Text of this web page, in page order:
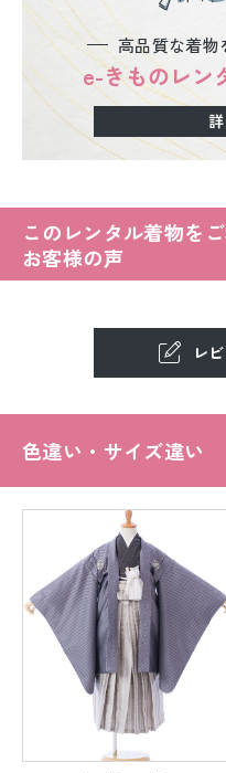
高品質な着物
e-きものレン
このレンタル着物を
お客様の声
レ
色違い・サイズ違い